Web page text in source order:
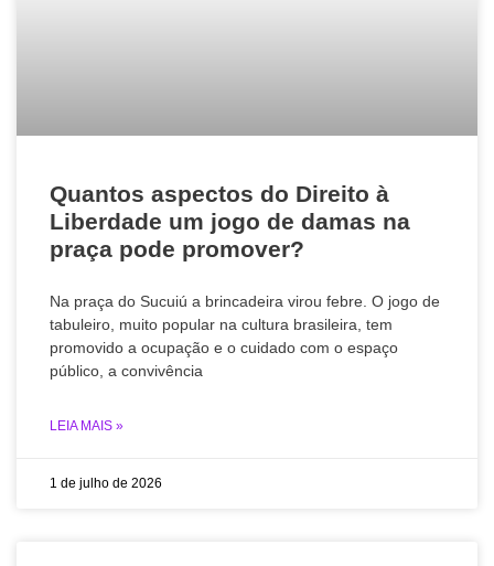
Quantos aspectos do Direito à
Liberdade um jogo de damas na
praça pode promover?
Na praça do Sucuiú a brincadeira virou febre. O jogo de
tabuleiro, muito popular na cultura brasileira, tem
promovido a ocupação e o cuidado com o espaço
público, a convivência
LEIA MAIS »
1 de julho de 2026